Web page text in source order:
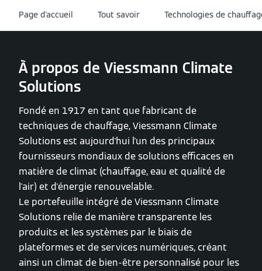
Page d'accueil Tout savoir Technologies de
À propos de Viessmann Climate
Solutions
Fondé en 1917 en tant que fabricant de
techniques de chauffage, Viessmann Climate
Solutions est aujourd'hui l'un des principaux
fournisseurs mondiaux de solutions efficaces en
matière de climat (chauffage, eau et qualité de
l'air) et d'énergie renouvelable.
Le portefeuille intégré de Viessmann Climate
Solutions relie de manière transparente les
produits et les systèmes par le biais de
plateformes et de services numériques, créant
ainsi un climat de bien-être personnalisé pour les